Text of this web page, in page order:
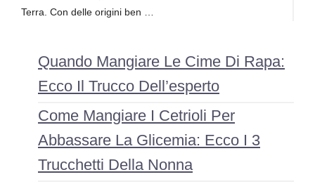
Terra. Con delle origini ben …
Quando Mangiare Le Cime Di Rapa:
Ecco Il Trucco Dell’esperto
Come Mangiare I Cetrioli Per
Abbassare La Glicemia: Ecco I 3
Trucchetti Della Nonna